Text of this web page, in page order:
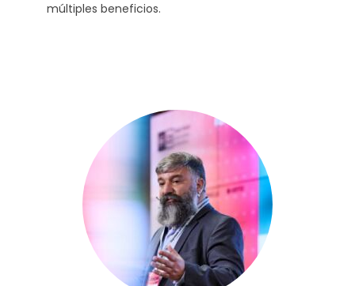
múltiples beneficios.